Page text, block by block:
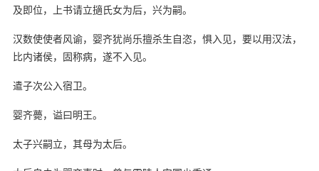
及即位，上书请立擿氏女为后，兴为嗣。
汉数使使者风谕，婴齐犹尚乐擅杀生自恣，惧入见，要以用汉法，
比内诸侯，固称病，遂不入见。
遣子次公入宿卫。
婴齐薨，谥曰明王。
太子兴嗣立，其母为太后。